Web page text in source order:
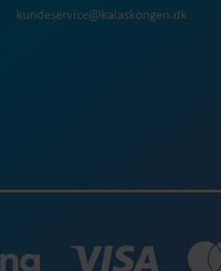
kundeservice@kalaskongen.dk